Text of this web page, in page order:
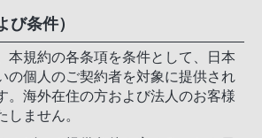
び条件）
本規約の各条項を条件として、日本
の個人のご契約者を対象に提供され
。海外在住の方および法人のお客様
しません。